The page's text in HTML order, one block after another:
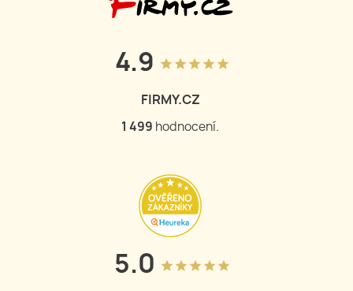
4.9 grade grade grade grade grade
FIRMY.CZ
1 502 hodnocení.
5.0 grade grade grade grade grade